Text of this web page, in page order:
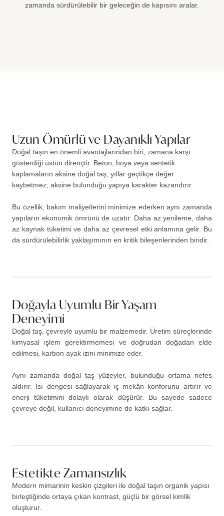
zamanda sürdürülebilir bir geleceğin de kapısını aralar.
Uzun Ömürlü ve Dayanıklı Yapılar
Doğal taşın en önemli avantajlarından biri, zamana karşı
gösterdiği üstün dirençtir. Beton, boya veya sentetik
kaplamaların aksine doğal taş, yıllar geçtikçe değer
kaybetmez; aksine bulunduğu yapıya karakter kazandırır.
Bu özellik, bakım maliyetlerini minimize ederken aynı zamanda
yapıların ekonomik ömrünü de uzatır. Daha az yenileme, daha
az kaynak tüketimi ve daha az çevresel etki anlamına gelir. Bu
da sürdürülebilirlik yaklaşımının en kritik bileşenlerinden biridir.
Doğayla Uyumlu Bir Yaşam
Deneyimi
Doğal taş, çevreyle uyumlu bir malzemedir. Üretim süreçlerinde
kimyasal işlem gerektirmemesi ve doğrudan doğadan elde
edilmesi, karbon ayak izini minimize eder.
Aynı zamanda doğal taş yüzeyler, bulunduğu ortama nefes
aldırır. Isı dengesi sağlayarak iç mekân konforunu artırır ve
enerji tüketimini dolaylı olarak düşürür. Bu sayede sadece
çevreye değil, kullanıcı deneyimine de katkı sağlar.
Estetikte Zamansızlık
Modern mimarinin keskin çizgileri ile doğal taşın organik yapısı
birleştiğinde ortaya çıkan kontrast, güçlü bir görsel kimlik
oluşturur.